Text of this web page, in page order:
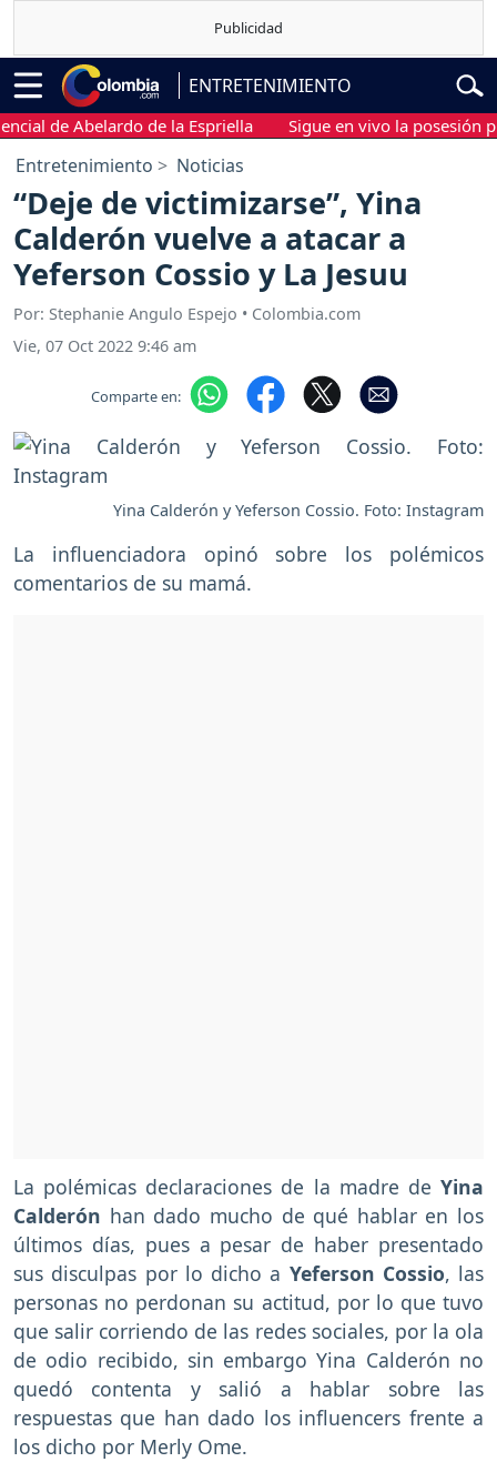
ENTRETENIMIENTO
Abelardo de la Espriella Sigue en vivo la posesión
Entretenimiento Noticias
“Deje de victimizarse”, Yina
Calderón vuelve a atacar a
Yeferson Cossio y La Jesuu
Por: Stephanie Angulo Espejo • Colombia.com
Vie, 07 Oct 2022 9:46 am
Comparte en:
Yina Calderón y Yeferson Cossio. Foto: Instagram
La influenciadora opinó sobre los polémicos
comentarios de su mamá.
La polémicas declaraciones de la madre de Yina
Calderón han dado mucho de qué hablar en los
últimos días, pues a pesar de haber presentado
sus disculpas por lo dicho a Yeferson Cossio, las
personas no perdonan su actitud, por lo que tuvo
que salir corriendo de las redes sociales, por la ola
de odio recibido, sin embargo Yina Calderón no
quedó contenta y salió a hablar sobre las
respuestas que han dado los influencers frente a
los dicho por Merly Ome.